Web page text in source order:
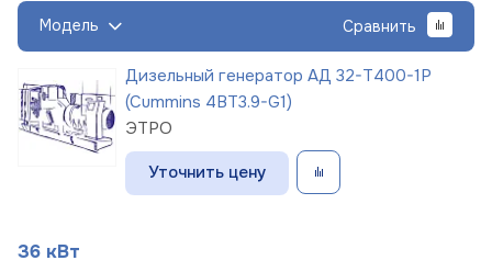
Модель Сравнить
Дизельный генератор АД 32-Т400-1Р
(Cummins 4BT3.9-G1)
ЭТРО
Уточнить цену
36 кВт